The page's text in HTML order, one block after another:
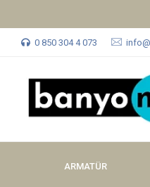
0 850 304 4 073
ARMATÜR